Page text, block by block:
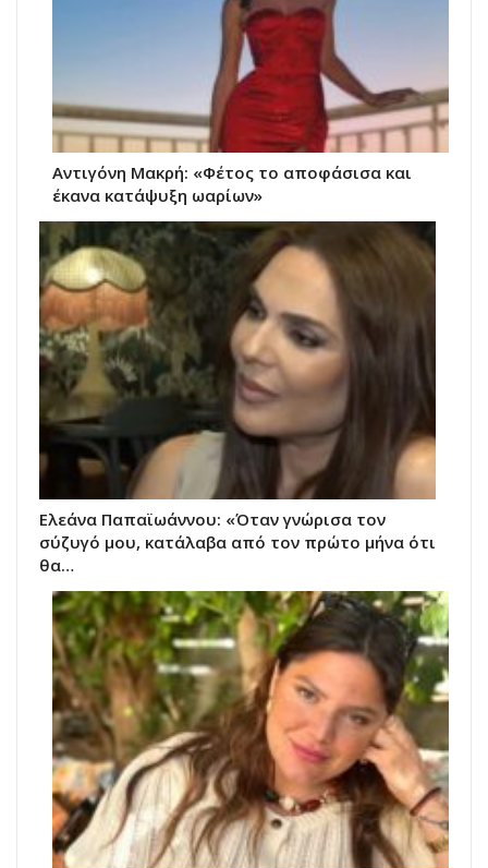
Αντιγόνη Μακρή: «Φέτος το αποφάσισα και
έκανα κατάψυξη ωαρίων»
Ελεάνα Παπαϊωάννου: «Όταν γνώρισα τον
σύζυγό μου, κατάλαβα από τον πρώτο μήνα ότι
θα…